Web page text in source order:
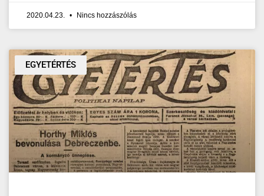
2020.04.23. Nincs hozzászólás
EGYETÉRTÉS